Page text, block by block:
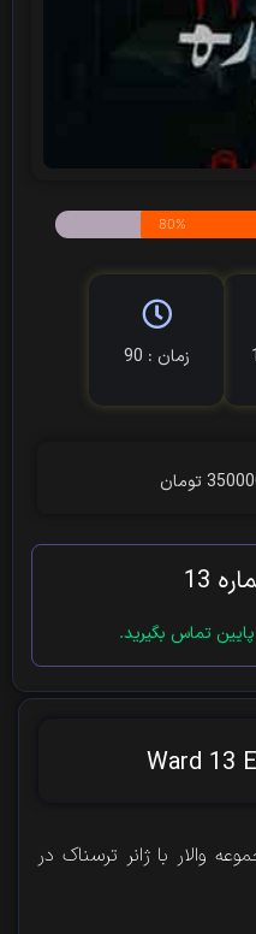
80%
زمان : 90
13
تماس بگیرید.
Ward 13
بخش شماره 13 از مجموعه والار با ژانر ترسناک در